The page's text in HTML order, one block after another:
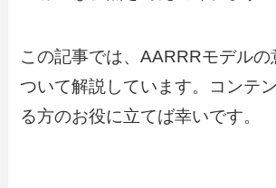
この記事では、AARRRモデルの
ついて解説しています。コンテ
る方のお役に立てば幸いです。